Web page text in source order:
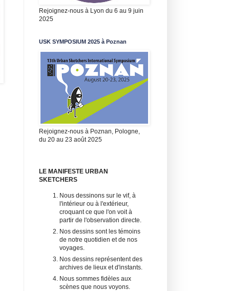
Rejoignez-nous à Lyon du 6 au 9 juin
2025
USK SYMPOSIUM 2025 à Poznan
Rejoignez-nous à Poznan, Pologne,
du 20 au 23 août 2025
LE MANIFESTE URBAN
SKETCHERS
Nous dessinons sur le vif, à
l'intérieur ou à l'extérieur,
croquant ce que l'on voit à
partir de l'observation directe.
Nos dessins sont les témoins
de notre quotidien et de nos
voyages.
Nos dessins représentent des
archives de lieux et d'instants.
Nous sommes fidèles aux
scènes que nous voyons.